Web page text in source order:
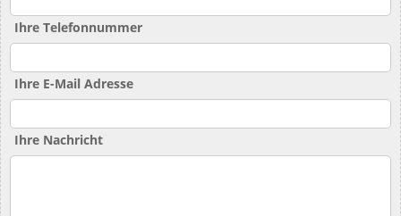
Ihre Telefonnummer
Ihre E-Mail Adresse
Ihre Nachricht